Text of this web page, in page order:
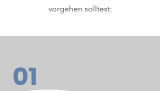
vorgehen solltest:
01